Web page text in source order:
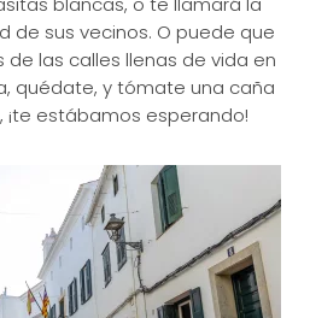
de sus vecinos. O puede que
las calles llenas de vida en
quédate, y tómate una caña
¡te estábamos esperando!